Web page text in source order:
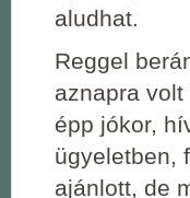
aludhat.
Reggel
aznapra
épp jókor,
ügyeletben,
ajánlott, de